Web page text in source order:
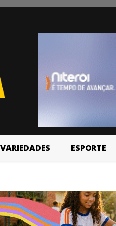
VARIEDADES ESPORTE